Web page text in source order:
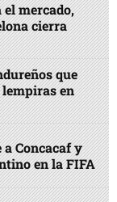
mercado,
cierra
que
en
Concacaf y
en la FIFA